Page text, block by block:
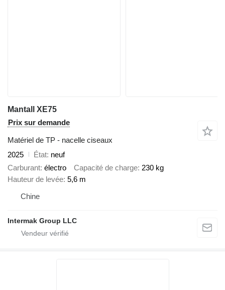
Mantall XE75
Prix sur demande
Matériel de TP - nacelle ciseaux
2025
État neuf
Carburant électro Capacité de charge 230 kg
Hauteur de levée 5,6 m
Chine
Intermak Group LLC